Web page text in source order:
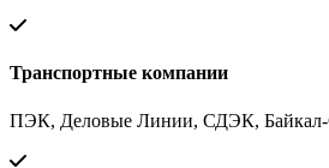
Транспортные компании
ПЭК, Деловые Линии, СДЭК, Байкал-